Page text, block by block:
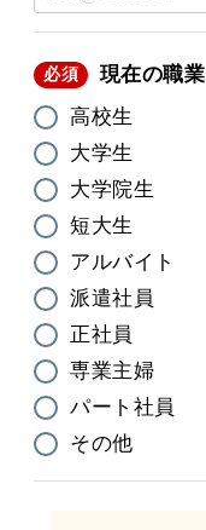
必須
現在の職業
高校生
大学生
大学院生
短大生
アルバイト
派遣社員
正社員
専業主婦
パート社員
その他